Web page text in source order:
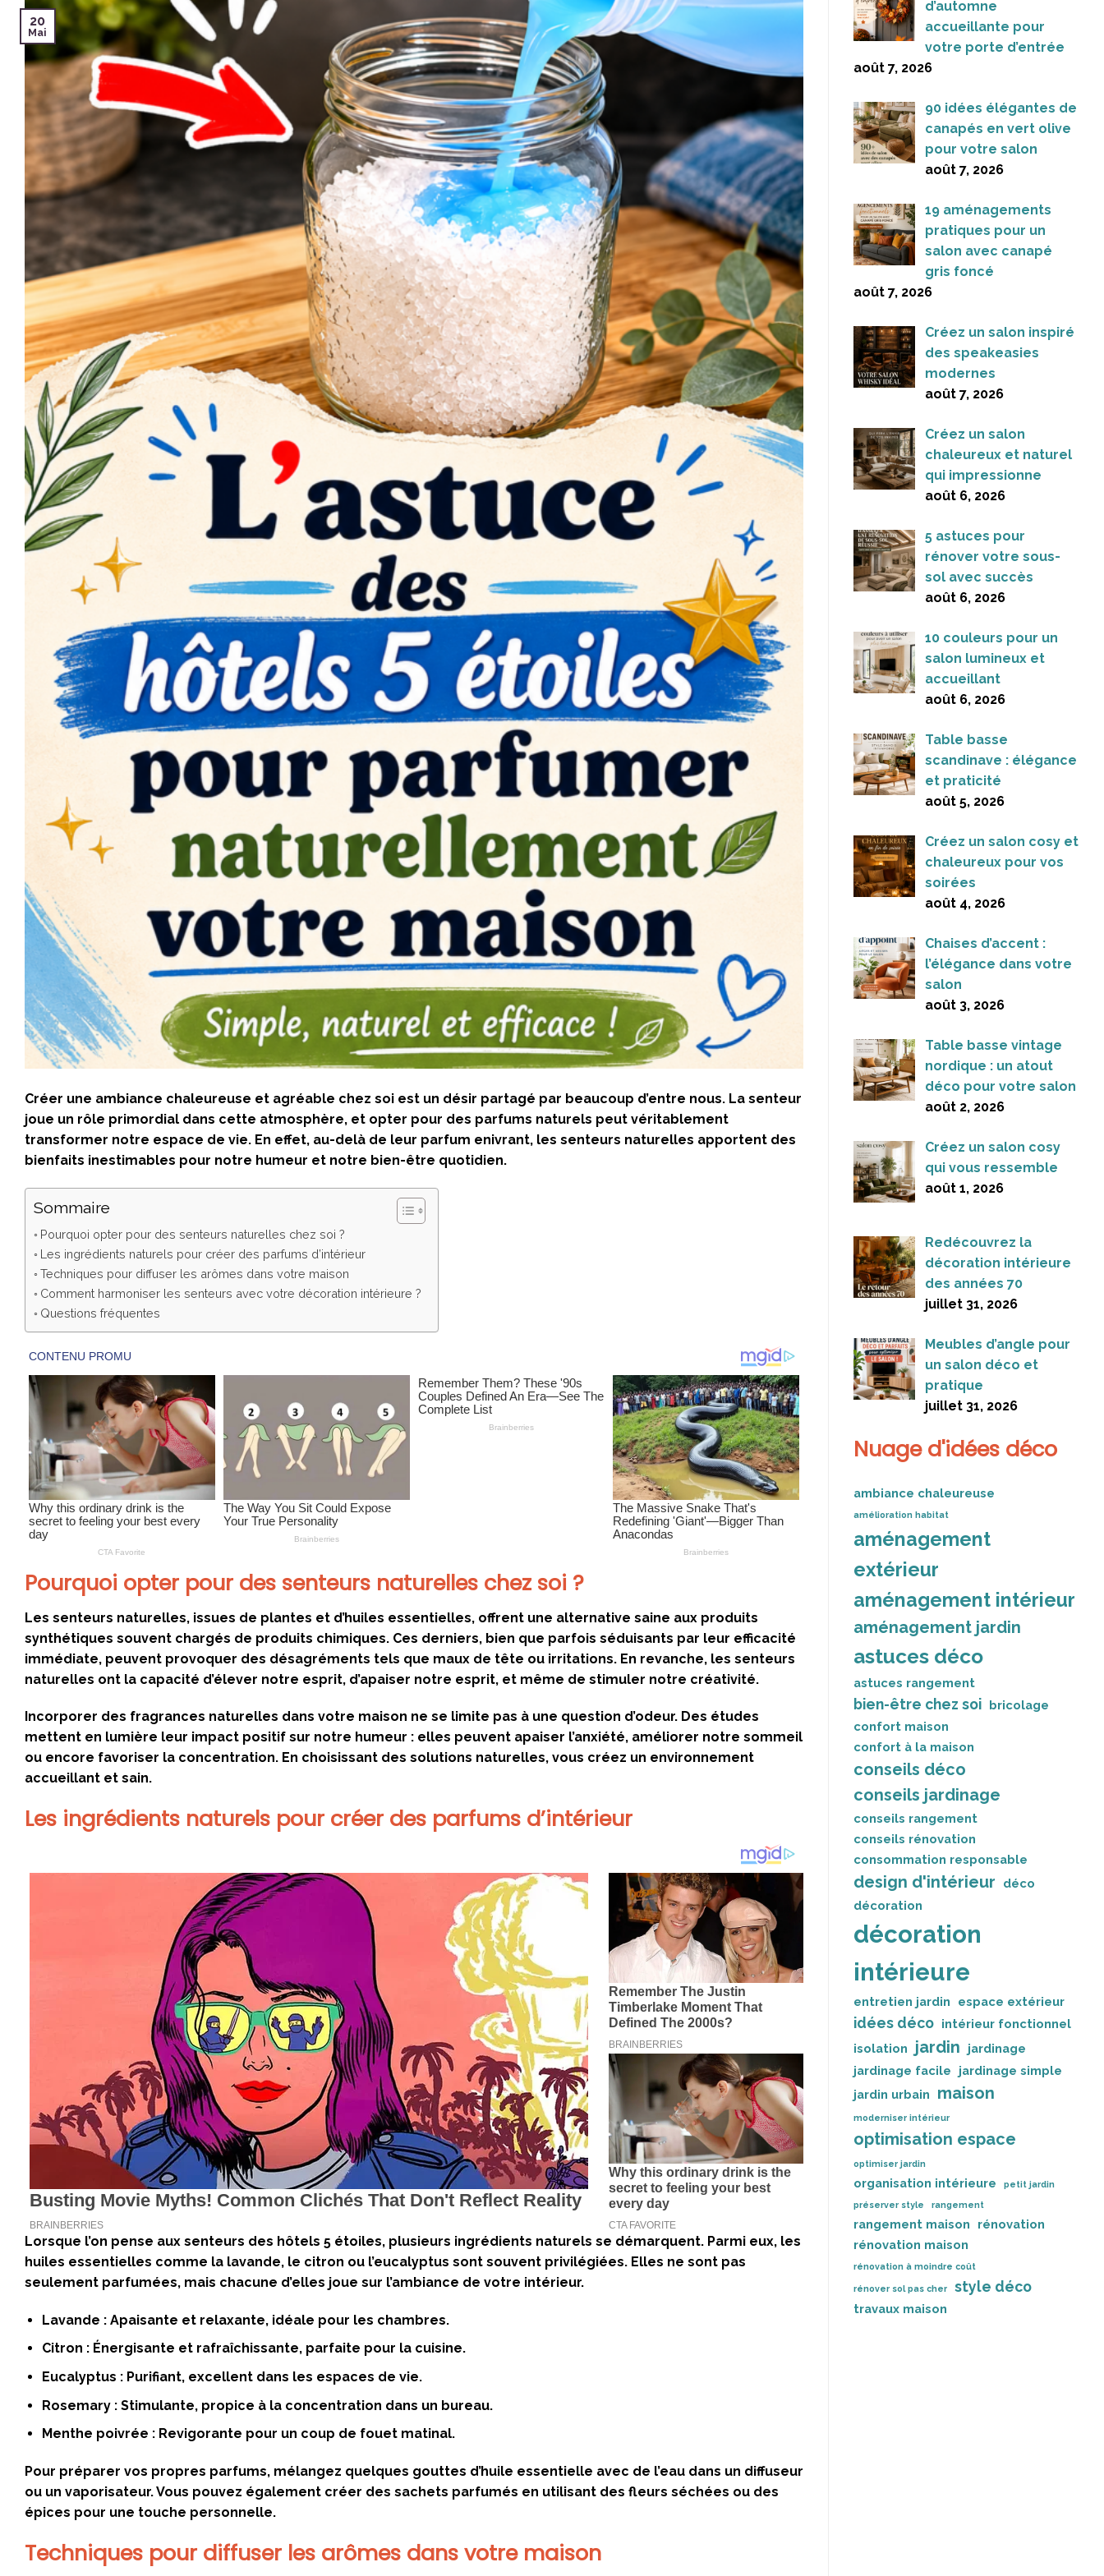
20
Mai
Créer une ambiance chaleureuse et agréable chez soi est un désir partagé par beaucoup d’entre nous. La senteur
joue un rôle primordial dans cette atmosphère, et opter pour des parfums naturels peut véritablement
transformer notre espace de vie. En effet, au-delà de leur parfum enivrant, les senteurs naturelles apportent des
bienfaits inestimables pour notre humeur et notre bien-être quotidien.
Sommaire
Pourquoi opter pour des senteurs naturelles chez soi ?
Les ingrédients naturels pour créer des parfums d’intérieur
Techniques pour diffuser les arômes dans votre maison
Comment harmoniser les senteurs avec votre décoration intérieure ?
Questions fréquentes
Pourquoi opter pour des senteurs naturelles chez soi ?
Les senteurs naturelles, issues de plantes et d’huiles essentielles, offrent une alternative saine aux produits
synthétiques souvent chargés de produits chimiques. Ces derniers, bien que parfois séduisants par leur efficacité
immédiate, peuvent provoquer des désagréments tels que maux de tête ou irritations. En revanche, les senteurs
naturelles ont la capacité d’élever notre esprit, d’apaiser notre esprit, et même de stimuler notre créativité.
Incorporer des fragrances naturelles dans votre maison ne se limite pas à une question d’odeur. Des études
mettent en lumière leur impact positif sur notre humeur : elles peuvent apaiser l’anxiété, améliorer notre sommeil
ou encore favoriser la concentration. En choisissant des solutions naturelles, vous créez un environnement
accueillant et sain.
Les ingrédients naturels pour créer des parfums d’intérieur
Lorsque l’on pense aux senteurs des hôtels 5 étoiles, plusieurs ingrédients naturels se démarquent. Parmi eux, les
huiles essentielles comme la lavande, le citron ou l’eucalyptus sont souvent privilégiées. Elles ne sont pas
seulement parfumées, mais chacune d’elles joue sur l’ambiance de votre intérieur.
Lavande :Apaisante et relaxante, idéale pour les chambres.
Citron :Énergisante et rafraîchissante, parfaite pour la cuisine.
Eucalyptus :Purifiant, excellent dans les espaces de vie.
Rosemary :Stimulante, propice à la concentration dans un bureau.
Menthe poivrée :Revigorante pour un coup de fouet matinal.
Pour préparer vos propres parfums, mélangez quelques gouttes d’huile essentielle avec de l’eau dans un diffuseur
ou un vaporisateur. Vous pouvez également créer des sachets parfumés en utilisant des fleurs séchées ou des
épices pour une touche personnelle.
Techniques pour diffuser les arômes dans votre maison
d’automne
accueillante pour
votre porte d’entrée
août 7, 2026
90 idées élégantes de
canapés en vert olive
pour votre salon
août 7, 2026
19 aménagements
pratiques pour un
salon avec canapé
gris foncé
août 7, 2026
Créez un salon inspiré
des speakeasies
modernes
août 7, 2026
Créez un salon
chaleureux et naturel
qui impressionne
août 6, 2026
5 astuces pour
rénover votre sous-
sol avec succès
août 6, 2026
10 couleurs pour un
salon lumineux et
accueillant
août 6, 2026
Table basse
scandinave : élégance
et praticité
août 5, 2026
Créez un salon cosy et
chaleureux pour vos
soirées
août 4, 2026
Chaises d’accent :
l’élégance dans votre
salon
août 3, 2026
Table basse vintage
nordique : un atout
déco pour votre salon
août 2, 2026
Créez un salon cosy
qui vous ressemble
août 1, 2026
Redécouvrez la
décoration intérieure
des années 70
juillet 31, 2026
Meubles d’angle pour
un salon déco et
pratique
juillet 31, 2026
Nuage d'idées déco
ambiance chaleureuse
amélioration habitat
aménagement
extérieur
aménagement intérieur
aménagement jardin
astuces déco
astuces rangement
bien-être chez soi bricolage
confort maison
confort à la maison
conseils déco
conseils jardinage
conseils rangement
conseils rénovation
consommation responsable
design d'intérieur
déco
décoration
décoration
intérieure
entretien jardin espace extérieur
idées déco intérieur fonctionnel
isolation
jardin
jardinage
jardinage facile
jardinage simple
jardin urbain
maison
moderniser intérieur
optimisation espace
optimiser jardin
organisation intérieure petit jardin
préserver style rangement
rangement maison
rénovation
rénovation maison
rénovation à moindre coût
rénover sol pas cher style déco
travaux maison